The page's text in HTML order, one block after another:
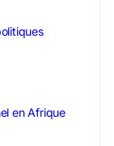
en Afrique